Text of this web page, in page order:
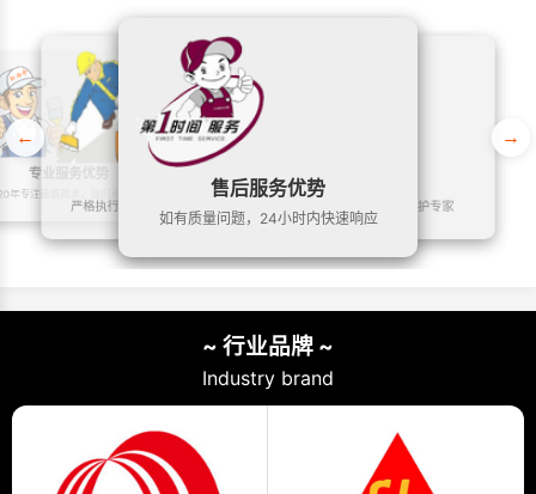
专业服务优势
年专注建筑防水，我们更专业
施工服务优势
严格执行国家质量标准，做良心工程
售后服务优势
如有质量问题，24小时内快速响应
我们郑重承诺
10年质量保证，做终生维护专家
← →
~ 行业品牌 ~
Industry brand